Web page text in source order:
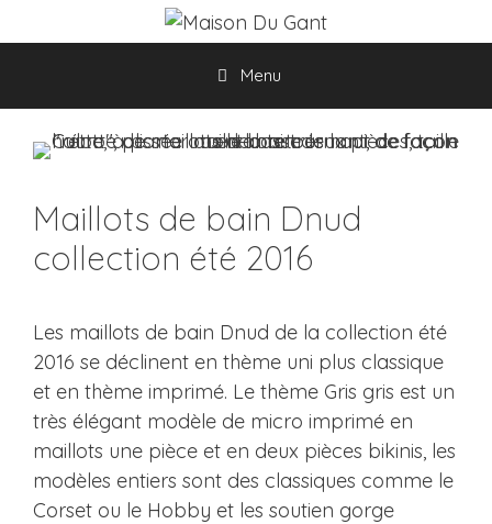
au
Menu
Maillots de bain Dnud
collection été 2016
Les maillots de bain Dnud de la collection été
2016 se déclinent en thème uni plus classique
et en thème imprimé. Le thème Gris gris est un
très élégant modèle de micro imprimé en
maillots une pièce et en deux pièces bikinis, les
modèles entiers sont des classiques comme le
Corset ou le Hobby et les soutien gorge